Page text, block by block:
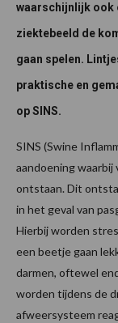
waarschijnlijk ook
ziektebeeld de
gaan spelen.
praktische en
op SINS.
SINS (Swine
aandoening
ontstaan. Dit
in het geval van
Hierbij worden
een beetje gaan
darmen, oftewel
worden tijdens de
afweersysteem